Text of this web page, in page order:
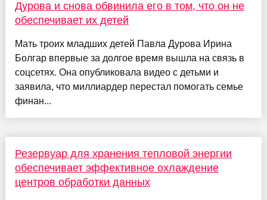
Дурова и снова обвинила его в том, что он не
обеспечивает их детей
Мать троих младших детей Павла Дурова Ирина
Болгар впервые за долгое время вышла на связь в
соцсетях. Она опубликовала видео с детьми и
заявила, что миллиардер перестал помогать семье
финан...
Резервуар для хранения тепловой энергии
обеспечивает эффективное охлаждение
центров обработки данных